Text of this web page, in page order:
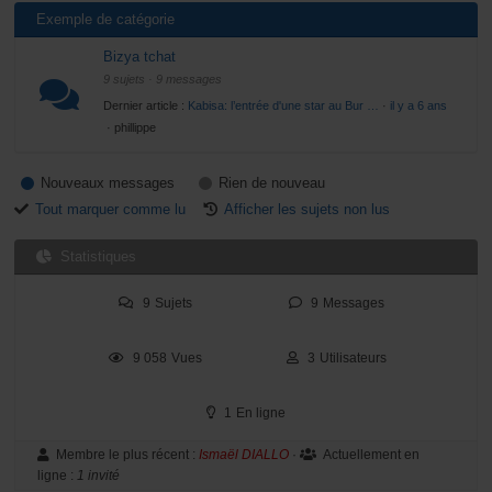
Exemple de catégorie
Bizya tchat
9 sujets · 9 messages
Dernier article : Kabisa: l’entrée d'une star au Bur … · il y a 6 ans
· phillippe
Nouveaux messages
Rien de nouveau
Tout marquer comme lu
Afficher les sujets non lus
Statistiques
9 Sujets 9 Messages
9 058 Vues 3 Utilisateurs
1 En ligne
Membre le plus récent : Ismaël DIALLO ·
Actuellement en
ligne : 1 invité